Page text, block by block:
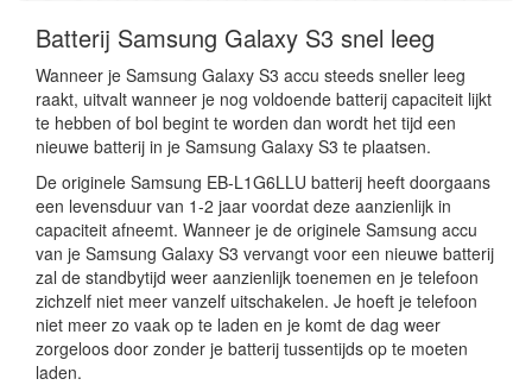
Batterij Samsung Galaxy S3 snel leeg
Wanneer je Samsung Galaxy S3 accu steeds sneller leeg
raakt, uitvalt wanneer je nog voldoende batterij capaciteit lijkt
te hebben of bol begint te worden dan wordt het tijd een
nieuwe batterij in je Samsung Galaxy S3 te plaatsen.
De originele Samsung EB-L1G6LLU batterij heeft doorgaans
een levensduur van 1-2 jaar voordat deze aanzienlijk in
capaciteit afneemt. Wanneer je de originele Samsung accu
van je Samsung Galaxy S3 vervangt voor een nieuwe batterij
zal de standbytijd weer aanzienlijk toenemen en je telefoon
zichzelf niet meer vanzelf uitschakelen. Je hoeft je telefoon
niet meer zo vaak op te laden en je komt de dag weer
zorgeloos door zonder je batterij tussentijds op te moeten
laden.